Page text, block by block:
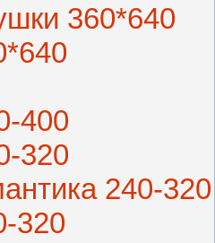
360*640
400
320
240-320
320